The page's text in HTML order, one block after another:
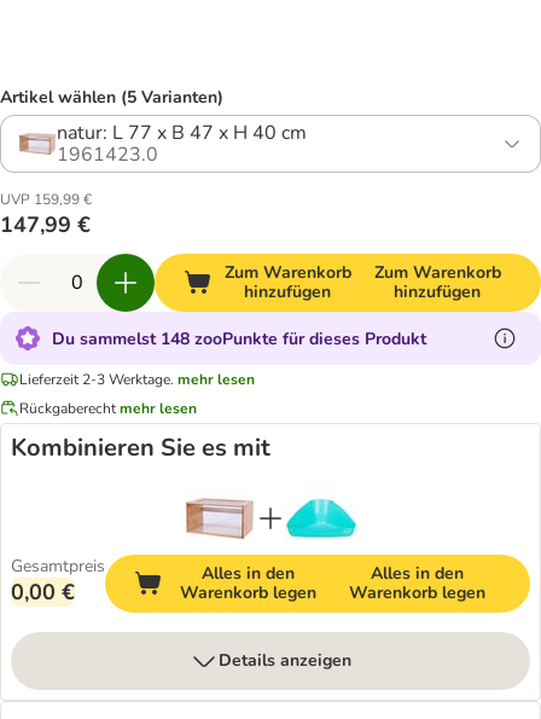
Artikel wählen (5 Varianten)
natur: L 77 x B 47 x H 40 cm
1961423.0
UVP 159,99 €
147,99 €
Zum Warenkorb
hinzufügen
Zum Warenkorb
hinzufügen
Du sammelst 148 zooPunkte für dieses Produkt
Lieferzeit 2-3 Werktage. mehr lesen
Rückgaberechtmehr lesen
Kombinieren Sie es mit
Gesamtpreis
0,00 €
Alles in den
Warenkorb legen
Alles in den
Warenkorb legen
Details anzeigen